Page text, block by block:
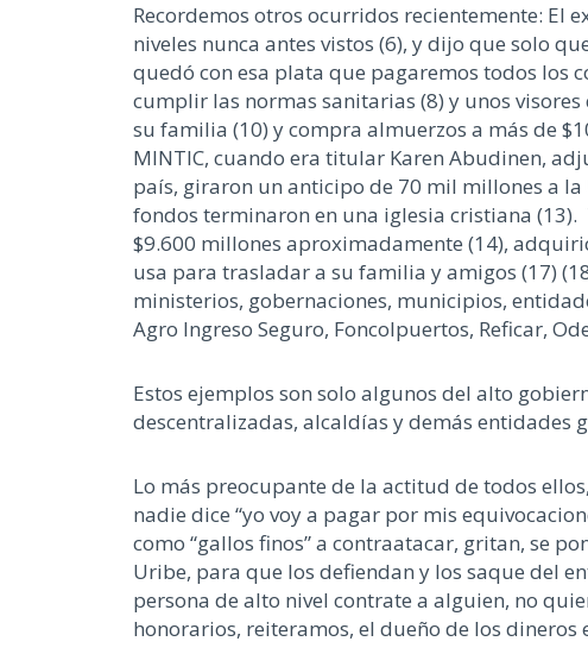
Recordemos otros ocurridos recientemente: El
niveles nunca antes vistos (6), y dijo que solo
quedó con esa plata que pagaremos todos los
cumplir las normas sanitarias (8) y unos
su familia (10) y compra almuerzos a más de
MINTIC, cuando era titular Karen Abudinen,
país, giraron un anticipo de 70 mil millones a
fondos terminaron en una iglesia cristiana
$9.600 millones aproximadamente (14),
usa para trasladar a su familia y amigos (17)
ministerios, gobernaciones, municipios,
Agro Ingreso Seguro, Foncolpuertos, Reficar,
Estos ejemplos son solo algunos del alto
descentralizadas, alcaldías y demás entidades
Lo más preocupante de la actitud de todos
nadie dice “yo voy a pagar por mis
como “gallos finos” a contraatacar, gritan, se
Uribe, para que los defiendan y los saque del
persona de alto nivel contrate a alguien, no
honorarios, reiteramos, el dueño de los dineros